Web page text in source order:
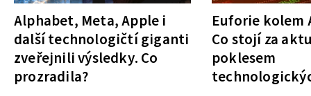
Alphabet, Meta, Apple i
další technologičtí giganti
zveřejnili výsledky. Co
prozradila?
Euforie kolem
Co stojí za
poklesem